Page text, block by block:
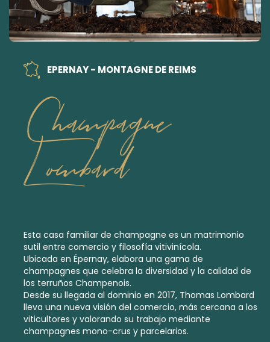
EPERNAY - MONTAGNE DE REIMS
Champagne
Lombard
Esta casa familiar de champagne es un matrimonio
sutil entre comercio y filosofía vitivinícola.
Ubicada en Épernay, elabora una gama de
champagnes que celebra la diversidad y la calidad de
los terruños Champenois.
Desde su llegada al dominio en 2017, Thomas Lombard
lleva una nueva visión del comercio, más cercana a los
viticultores y valorando su trabajo mediante
champagnes mono-crus y parcelarios.